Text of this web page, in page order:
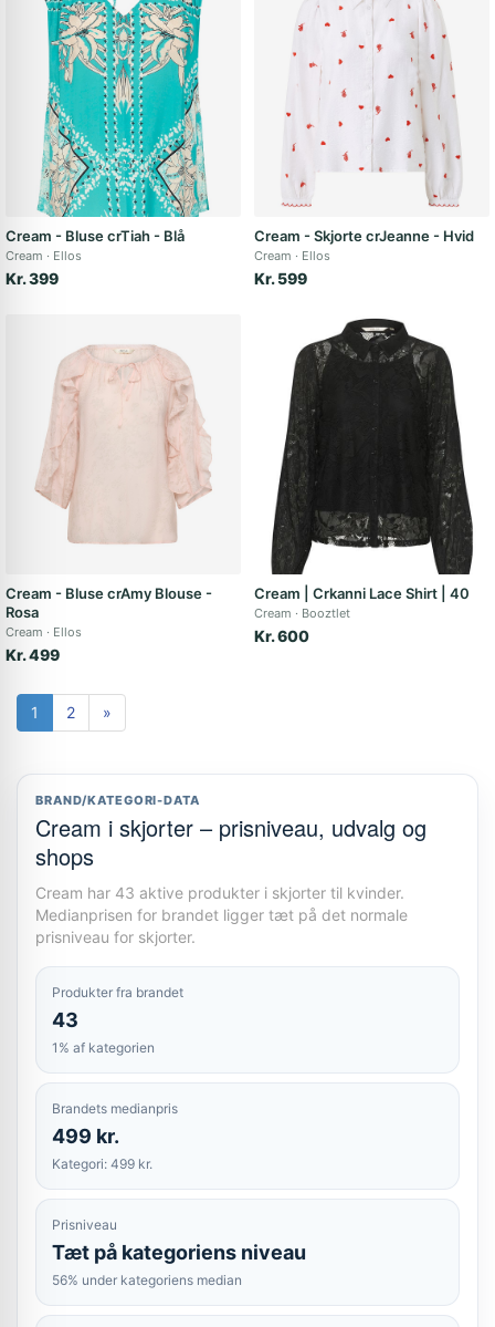
Cream - Bluse crTiah - Blå
Cream Ellos
Kr. 399
Cream - Skjorte crJeanne - Hvid
Cream Ellos
Kr. 599
Cream - Bluse crAmy Blouse -
Rosa
Cream Ellos
Kr. 499
Cream | Crkanni Lace Shirt | 40
Cream Booztlet
Kr. 600
1 2 »
BRAND/KATEGORI-DATA
Cream i skjorter – prisniveau, udvalg og
shops
Cream har 43 aktive produkter i skjorter til kvinder.
Medianprisen for brandet ligger tæt på det normale
prisniveau for skjorter.
Produkter fra brandet
43
1% af kategorien
Brandets medianpris
499 kr.
Kategori: 499 kr.
Prisniveau
Tæt på kategoriens niveau
56% under kategoriens median